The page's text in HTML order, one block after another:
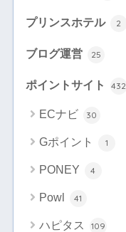
プリンスホテル 2
ブログ運営 25
ポイントサイト 432
ECナビ 30
Gポイント 1
PONEY 4
Powl 41
ハピタス 109